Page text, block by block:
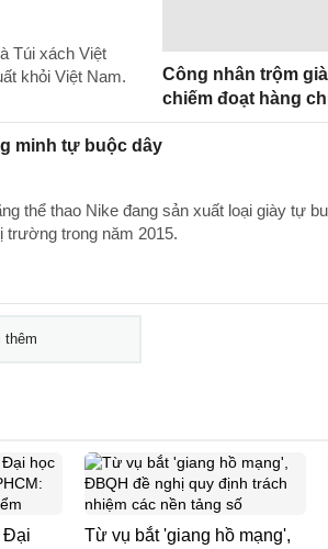
Túi xách Việt
khỏi Việt Nam.
Công nhân trộm
chiếm đoạt hàng
minh tự buộc dây
thể thao Nike đang sản xuất loại giày tự
trường trong năm 2015.
thêm
Đại
Từ vụ bắt 'giang hồ mạng',